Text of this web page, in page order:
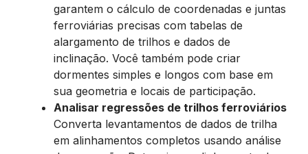
garantem o cálculo de coordenadas e juntas
ferroviárias precisas com tabelas de
alargamento de trilhos e dados de
inclinação. Você também pode criar
dormentes simples e longos com base em
sua geometria e locais de participação.
Analisar regressões de trilhos ferroviários
Converta levantamentos de dados de trilha
em alinhamentos completos usando análise